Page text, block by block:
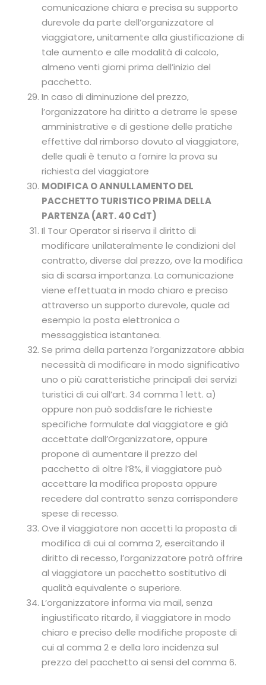
comunicazione chiara e precisa su supporto
durevole da parte dell’organizzatore al
viaggiatore, unitamente alla giustificazione di
tale aumento e alle modalità di calcolo,
almeno venti giorni prima dell’inizio del
pacchetto.
In caso di diminuzione del prezzo,
l’organizzatore ha diritto a detrarre le spese
amministrative e di gestione delle pratiche
effettive dal rimborso dovuto al viaggiatore,
delle quali è tenuto a fornire la prova su
richiesta del viaggiatore
MODIFICA O ANNULLAMENTO DEL
PACCHETTO TURISTICO PRIMA DELLA
PARTENZA (ART. 40 CdT)
Il Tour Operator si riserva il diritto di
modificare unilateralmente le condizioni del
contratto, diverse dal prezzo, ove la modifica
sia di scarsa importanza. La comunicazione
viene effettuata in modo chiaro e preciso
attraverso un supporto durevole, quale ad
esempio la posta elettronica o
messaggistica istantanea.
Se prima della partenza l’organizzatore abbia
necessità di modificare in modo significativo
uno o più caratteristiche principali dei servizi
turistici di cui all’art. 34 comma 1 lett. a)
oppure non può soddisfare le richieste
specifiche formulate dal viaggiatore e già
accettate dall’Organizzatore, oppure
propone di aumentare il prezzo del
pacchetto di oltre l’8%, il viaggiatore può
accettare la modifica proposta oppure
recedere dal contratto senza corrispondere
spese di recesso.
Ove il viaggiatore non accetti la proposta di
modifica di cui al comma 2, esercitando il
diritto di recesso, l’organizzatore potrà offrire
al viaggiatore un pacchetto sostitutivo di
qualità equivalente o superiore.
L’organizzatore informa via mail, senza
ingiustificato ritardo, il viaggiatore in modo
chiaro e preciso delle modifiche proposte di
cui al comma 2 e della loro incidenza sul
prezzo del pacchetto ai sensi del comma 6.